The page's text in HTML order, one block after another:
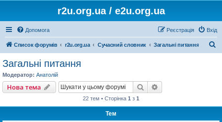
r2u.org.ua / e2u.org.ua
Допомога Вхід
Реєстрація
Список форумів r2u.org.ua Сучасний словник Загальні питання
Загальні питання
Модератор: Анатолій
Нова тема Пошук
22 тем • Сторінка 1 з 1
Тем